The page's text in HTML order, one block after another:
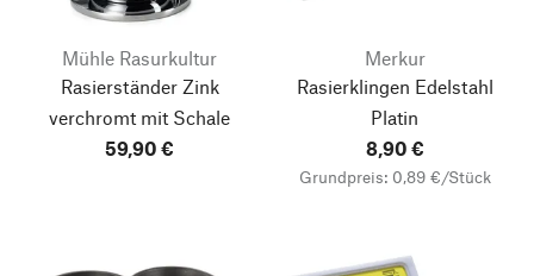
Mühle Rasurkultur
Rasierständer Zink
verchromt mit Schale
59,90 €
Merkur
Rasierklingen Edelstahl
Platin
8,90 €
Grundpreis: 0,89 €/Stück